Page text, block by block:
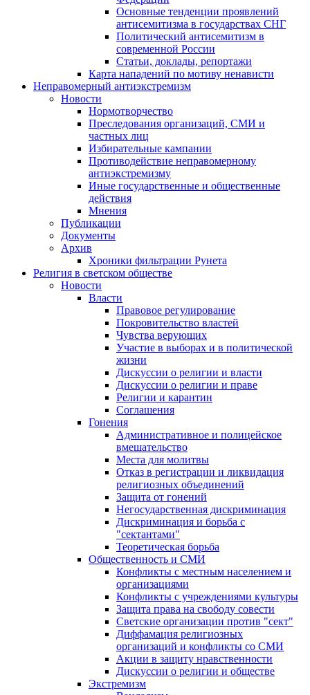
Основные тенденции проявлений
антисемитизма в государствах СНГ
Политический антисемитизм в
современной России
Статьи, доклады, репортажи
Карта нападений по мотиву ненависти
Неправомерный антиэкстремизм
Новости
Нормотворчество
Преследования организаций, СМИ и
частных лиц
Избирательные кампании
Противодействие неправомерному
антиэкстремизму
Иные государственные и общественные
действия
Мнения
Публикации
Документы
Архив
Хроники фильтрации Рунета
Религия в светском обществе
Новости
Власти
Правовое регулирование
Покровительство властей
Чувства верующих
Участие в выборах и в политической
жизни
Дискуссии о религии и власти
Дискуссии о религии и праве
Религии и карантин
Соглашения
Гонения
Административное и полицейское
вмешательство
Места для молитвы
Отказ в регистрации и ликвидация
религиозных объединений
Защита от гонений
Негосударственная дискриминация
Дискриминация и борьба с
"сектантами"
Теоретическая борьба
Общественность и СМИ
Конфликты с местным населением и
организациями
Конфликты с учреждениями культуры
Защита права на свободу совести
Светские организации против "сект"
Диффамация религиозных
организаций и конфликты со СМИ
Акции в защиту нравственности
Дискуссии о религии и обществе
Экстремизм